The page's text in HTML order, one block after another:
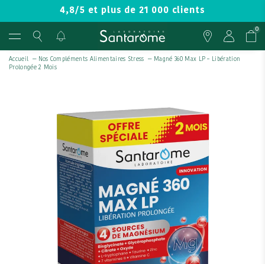
4,8/5 et plus de 21 000 clients
0
Accueil — Nos Compléments Alimentaires Stress — Magné 360 Max LP – Libération
Prolongée 2 Mois